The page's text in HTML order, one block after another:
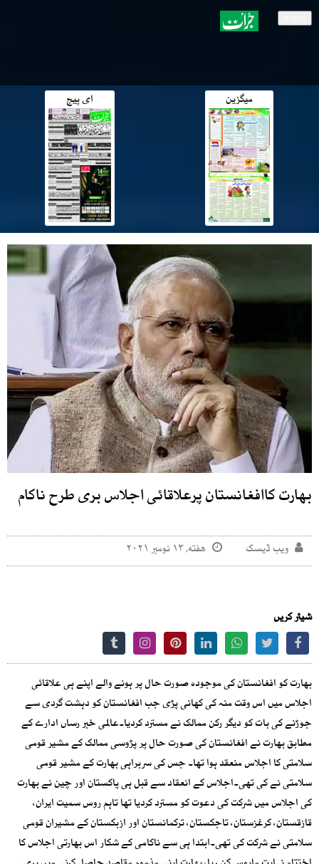
میگزین ای پیج
بھارت کاافغانستان پرعلاقائی اجلاس بری طرح ناکام
ویب ڈیسک هفته, ۱۳ نومبر ۲۰۲۱
شیئر کریں
بھارت کو افغانستان کی موجودہ صورت حال پر ہونے والے اپنے ہی علاقائی
اجلاس میں اس وقت منہ کی کھانی پڑی جب افغانستان کو دہشت گردی سے
جوڑنے کی بات کو دیگر رکن ممالک نے مسترد کردیا۔عالمی خبر رساں ادارے کے
مطابق بھارت نے افغانستان کی صورت حال پر پڑوسی ممالک کے مشیر قومی
سلامتی کا اجلاس منعقد ہوا تھا۔ جس کی سربراہی بھارت کے مشیر قومی
سلامتی نے کی تھی۔اجلاس کے انعقاد سے قبل ہی پاکستان اور چین نے بھارت
کی اجلاس میں شرکت کی دعوت کو مسترد کردیا تھا تاہم روس سمیت ایران،
قازقستان، کرغزستان، تاجکستان، ترکمانستان اور ازبکستان کے مشیران قومی
سلامتی نے شرکت کی تھی۔ابتدا ہی سے ناکامی کے شکار اس بھارتی اجلاس کا